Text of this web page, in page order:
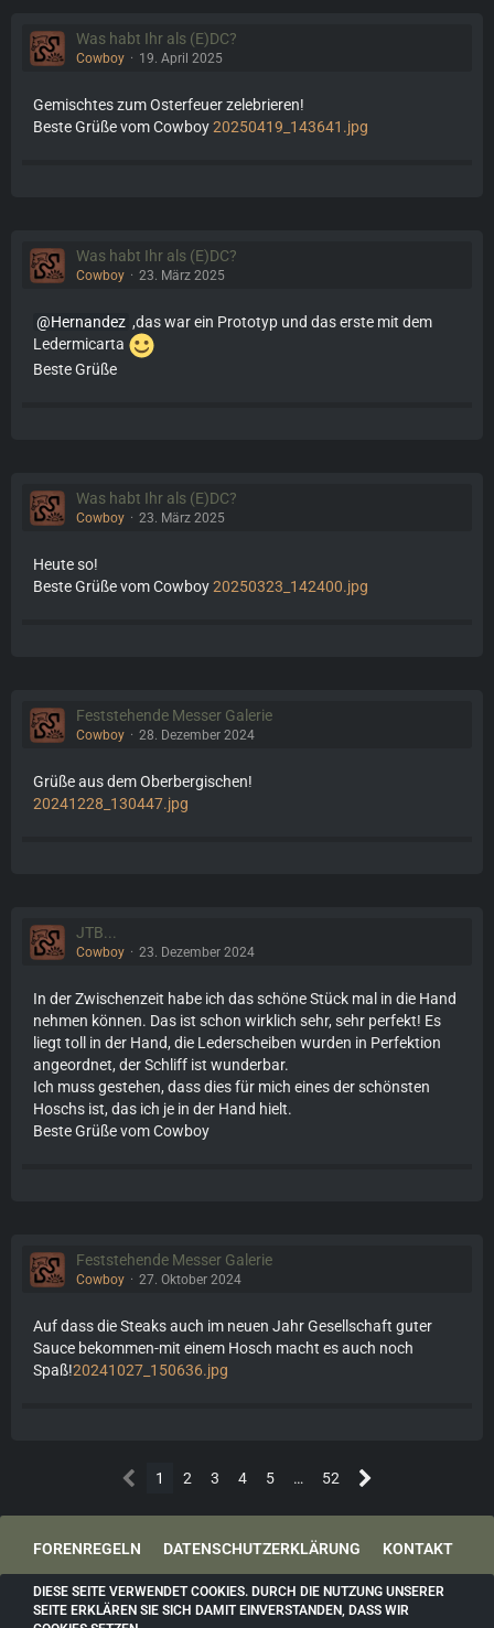
Was habt Ihr als (E)DC?
Cowboy 19. April 2025
Gemischtes zum Osterfeuer zelebrieren!
Beste Grüße vom Cowboy20250419_143641.jpg
Was habt Ihr als (E)DC?
Cowboy 23. März 2025
Hernandez ,das war ein Prototyp und das erste mit dem
Ledermicarta
Beste Grüße
Was habt Ihr als (E)DC?
Cowboy 23. März 2025
Heute so!
Beste Grüße vom Cowboy20250323_142400.jpg
Feststehende Messer Galerie
Cowboy 28. Dezember 2024
Grüße aus dem Oberbergischen!
20241228_130447.jpg
JTB...
Cowboy 23. Dezember 2024
In der Zwischenzeit habe ich das schöne Stück mal in die Hand
nehmen können. Das ist schon wirklich sehr, sehr perfekt! Es
liegt toll in der Hand, die Lederscheiben wurden in Perfektion
angeordnet, der Schliff ist wunderbar.
Ich muss gestehen, dass dies für mich eines der schönsten
Hoschs ist, das ich je in der Hand hielt.
Beste Grüße vom Cowboy
Feststehende Messer Galerie
Cowboy 27. Oktober 2024
Auf dass die Steaks auch im neuen Jahr Gesellschaft guter
Sauce bekommen-mit einem Hosch macht es auch noch
Spaß!20241027_150636.jpg
1 2 3 4 5 … 52
FORENREGELN DATENSCHUTZERKLÄRUNG KONTAKT
IMPRESSUM
DIESE SEITE VERWENDET COOKIES. DURCH DIE NUTZUNG UNSERER
SEITE ERKLÄREN SIE SICH DAMIT EINVERSTANDEN, DASS WIR